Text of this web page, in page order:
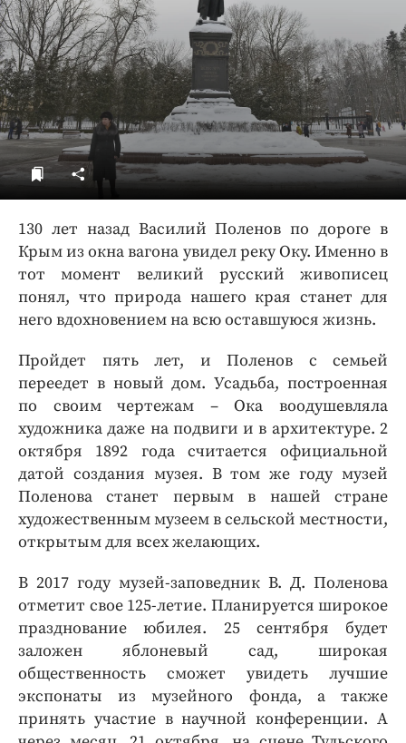
ДоброЦентр
Голодный шпион
130 лет назад Василий Поленов по дороге в
Крым из окна вагона увидел реку Оку. Именно в
тот момент великий русский живописец
понял, что природа нашего края станет для
него вдохновением на всю оставшуюся жизнь.
Пройдет пять лет, и Поленов с семьей
переедет в новый дом. Усадьба, построенная
по своим чертежам – Ока воодушевляла
художника даже на подвиги и в архитектуре. 2
октября 1892 года считается официальной
датой создания музея. В том же году музей
Поленова станет первым в нашей стране
художественным музеем в сельской местности,
открытым для всех желающих.
В 2017 году музей-заповедник В. Д. Поленова
отметит свое 125-летие. Планируется широкое
празднование юбилея. 25 сентября будет
заложен яблоневый сад, широкая
общественность сможет увидеть лучшие
экспонаты из музейного фонда, а также
принять участие в научной конференции. А